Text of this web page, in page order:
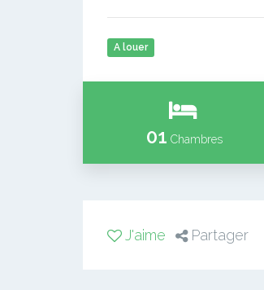
A louer
01 Chambres
J'aime Partager